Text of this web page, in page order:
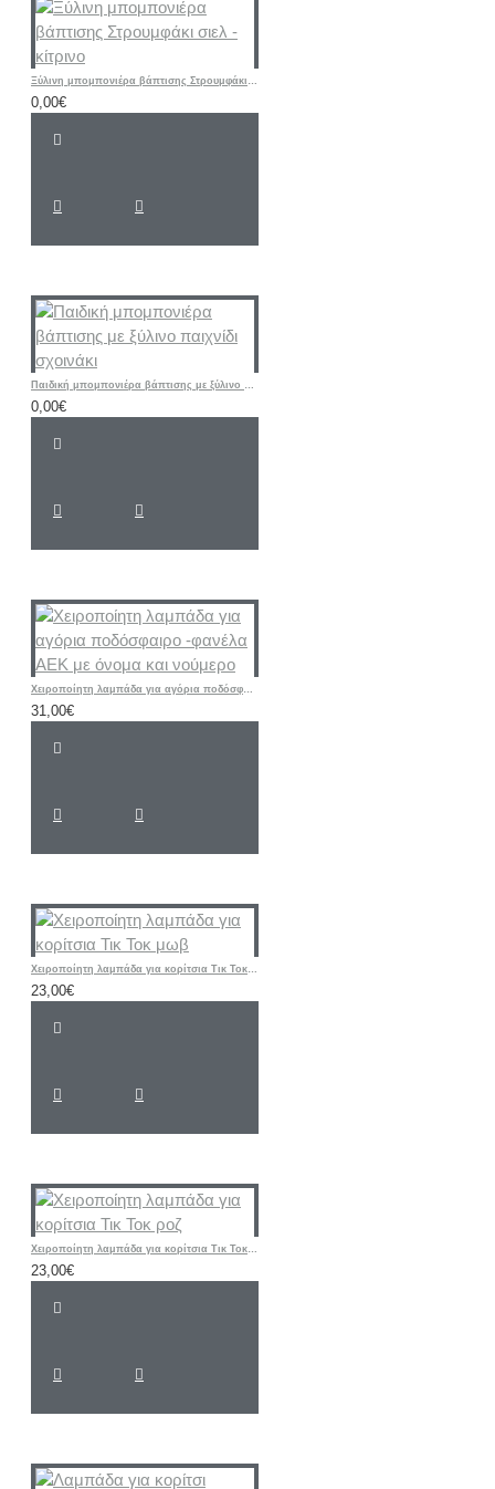
Ξύλινη μπομπονιέρα βάπτισης Στρουμφάκι σιελ - κίτρινο
0,00€
Παιδική μπομπονιέρα βάπτισης με ξύλινο παιχνίδι σχοινάκι
0,00€
Χειροποίητη λαμπάδα για αγόρια ποδόσφαιρο -φανέλα ΑΕΚ με όνομα και νούμερο
31,00€
Χειροποίητη λαμπάδα για κορίτσια Τικ Τοκ μωβ
23,00€
Χειροποίητη λαμπάδα για κορίτσια Τικ Τοκ ροζ
23,00€